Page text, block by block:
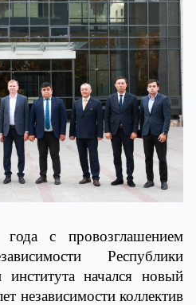
с провозглашением
Республики
института начался новый
независимости коллектив